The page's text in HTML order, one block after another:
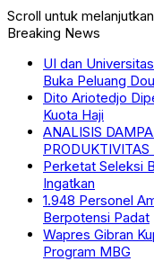
Scroll untuk melanjutkan
Breaking News
UI dan
Buka Peluang
Dito Ariotedjo
Kuota Haji
ANALISIS
Perketat Seleksi
Ingatkan
1.948 Personel
Berpotensi Padat
Wapres Gibran
Program MBG